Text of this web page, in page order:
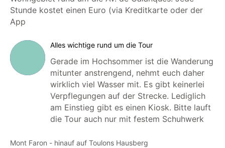
Stunde kostet einen Euro (via Kreditkarte oder der
App
Alles wichtige rund um die Tour
Gerade im Hochsommer ist die Wanderung
mitunter anstrengend, nehmt euch daher
wirklich viel Wasser mit. Es gibt keinerlei
Verpflegungen auf der Strecke. Lediglich
am Einstieg gibt es einen Kiosk. Bitte lauft
die Tour auch nur mit festem Schuhwerk
Mont Faron - hinauf auf Toulons Hausberg